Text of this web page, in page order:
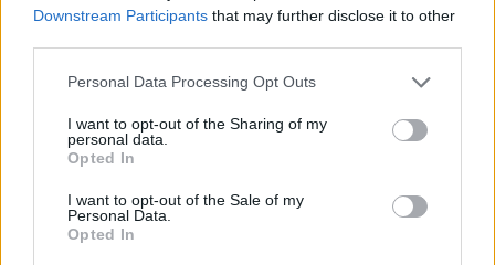
Downstream Participants that may further disclose it to other
Please note that this website/app uses one or more Google
not limited to your visit or usage behaviour. You may click to
grant or deny consent to Google and its third-party tags to
use your data for below specified purposes in below Google
consent section.
Personal Data Processing Opt Outs
I want to opt-out of the Sharing of my
personal data.
Opted In
I want to opt-out of the Sale of my
Personal Data.
Opted In